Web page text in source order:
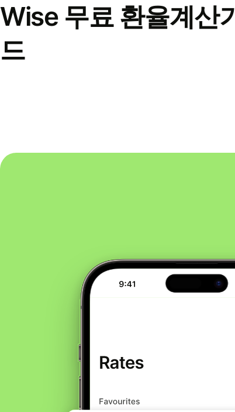
Wise 무료 환율계산
드